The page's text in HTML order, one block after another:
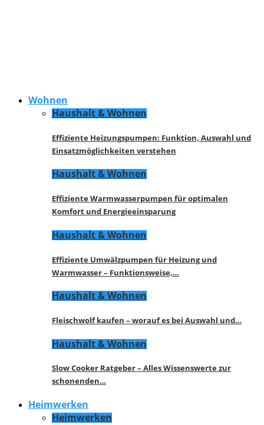
Wohnen
Haushalt & Wohnen
Effiziente Heizungspumpen: Funktion, Auswahl und
Einsatzmöglichkeiten verstehen
Haushalt & Wohnen
Effiziente Warmwasserpumpen für optimalen
Komfort und Energieeinsparung
Haushalt & Wohnen
Effiziente Umwälzpumpen für Heizung und
Warmwasser – Funktionsweise,…
Haushalt & Wohnen
Fleischwolf kaufen – worauf es bei Auswahl und…
Haushalt & Wohnen
Slow Cooker Ratgeber – Alles Wissenswerte zur
schonenden…
Heimwerken
Heimwerken